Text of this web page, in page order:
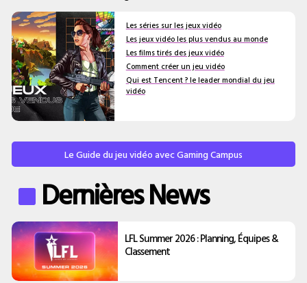
Les séries sur les jeux vidéo
Les jeux vidéo les plus vendus au monde
Les films tirés des jeux vidéo
Comment créer un jeu vidéo
Qui est Tencent ? le leader mondial du jeu
vidéo
Le Guide du jeu vidéo avec Gaming Campus
Dernières News
LFL Summer 2026 : Planning, Équipes &
Classement